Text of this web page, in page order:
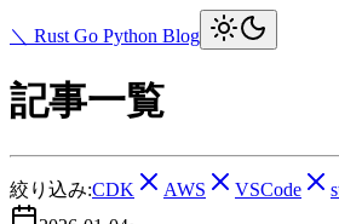
＼ Rust Go Python Blog
記事一覧
絞り込み:CDK AWS VSCode